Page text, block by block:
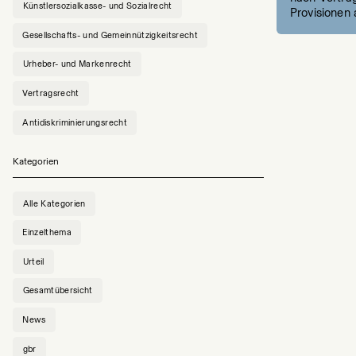
Provisionen
Künstlersozialkasse- und Sozialrecht
Gesellschafts- und Gemeinnützigkeitsrecht
Urheber- und Markenrecht
Vertragsrecht
Antidiskriminierungsrecht
Kategorien
Alle Kategorien
Einzelthema
Urteil
Gesamtübersicht
News
gbr